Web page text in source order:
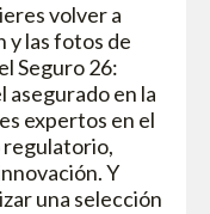
volver a
y las fotos de
Seguro 26:
asegurado en la
expertos en el
regulatorio,
Y
una selección